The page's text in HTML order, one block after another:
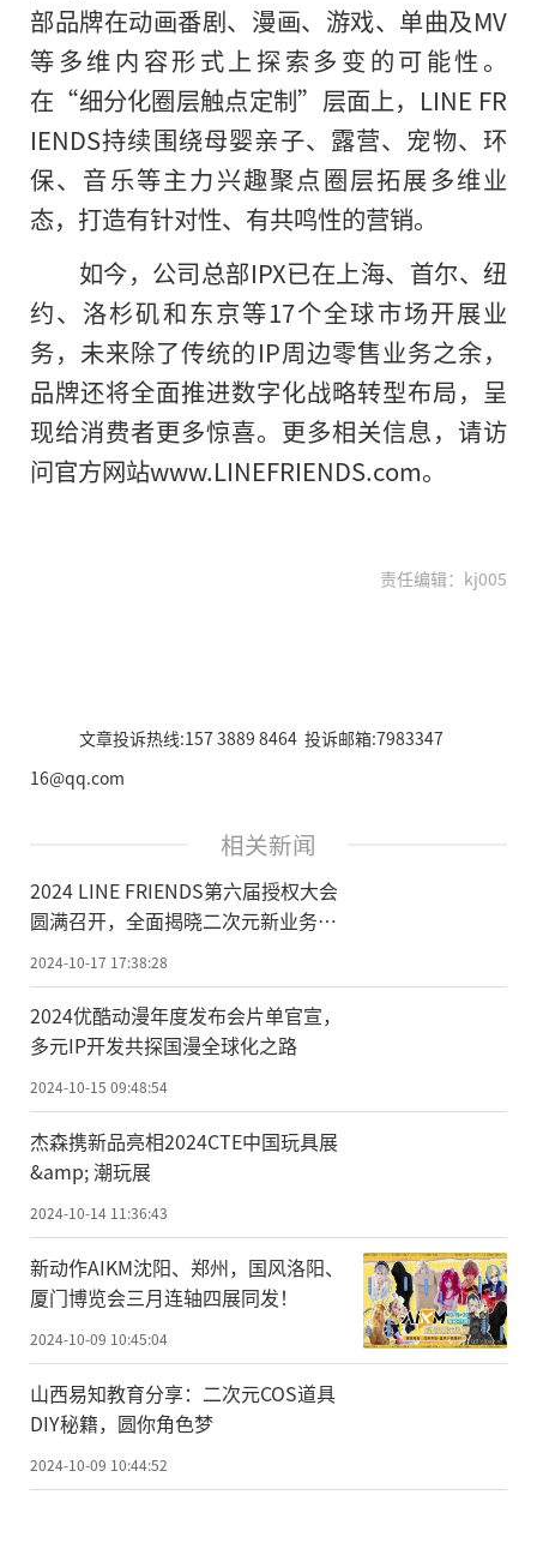
部品牌在动画番剧、漫画、游戏、单曲及MV
等多维内容形式上探索多变的可能性。
在“细分化圈层触点定制”层面上，LINE FR
IENDS持续围绕母婴亲子、露营、宠物、环
保、音乐等主力兴趣聚点圈层拓展多维业
态，打造有针对性、有共鸣性的营销。
如今，公司总部IPX已在上海、首尔、纽
约、洛杉矶和东京等17个全球市场开展业
务，未来除了传统的IP周边零售业务之余，
品牌还将全面推进数字化战略转型布局，呈
现给消费者更多惊喜。更多相关信息，请访
问官方网站www.LINEFRIENDS.com。
责任编辑：kj005
文章投诉热线:157 3889 8464 投诉邮箱:7983347
16@qq.com
相关新闻
2024 LINE FRIENDS第六届授权大会
圆满召开，全面揭晓二次元新业务战
2024-10-17 17:38:28
2024优酷动漫年度发布会片单官宣，
多元IP开发共探国漫全球化之路
2024-10-15 09:48:54
杰森携新品亮相2024CTE中国玩具展
&amp; 潮玩展
2024-10-14 11:36:43
新动作AIKM沈阳、郑州，国风洛阳、
厦门博览会三月连轴四展同发！
2024-10-09 10:45:04
山西易知教育分享：二次元COS道具
DIY秘籍，圆你角色梦
2024-10-09 10:44:52